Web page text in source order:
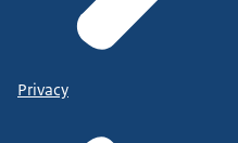
Privacy